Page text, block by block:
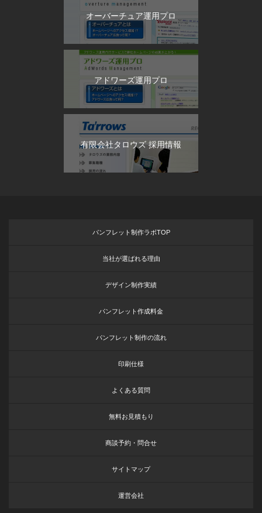
オーバーチュア運用プロ
アドワーズ運用プロ
有限会社タロウズ 採用情報
パンフレット制作ラボTOP
当社が選ばれる理由
デザイン制作実績
パンフレット作成料金
パンフレット制作の流れ
印刷仕様
よくある質問
無料お見積もり
商談予約・問合せ
サイトマップ
運営会社